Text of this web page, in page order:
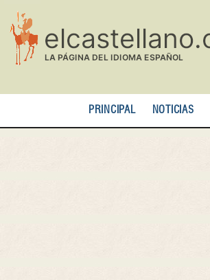
contenido
principal
PRINCIPAL NOTICIAS